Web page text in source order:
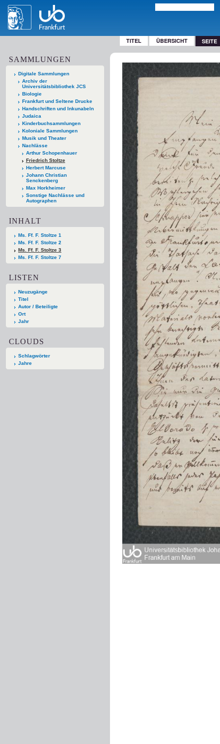
TITEL ÜBERSICHT SEITE
SAMMLUNGEN
Digitale Sammlungen
Archiv der
Universitätsbibliothek JCS
Biologie
Frankfurt und Seltene Drucke
Handschriften und Inkunabeln
Judaica
Kinderbuchsammlungen
Koloniale Sammlungen
Musik und Theater
Nachlässe
Arthur Schopenhauer
Friedrich Stoltze
Herbert Marcuse
Johann Christian
Senckenberg
Max Horkheimer
Sonstige Nachlässe und
Autographen
INHALT
Ms. Ff. F. Stoltze 1
Ms. Ff. F. Stoltze 2
Ms. Ff. F. Stoltze 3
Ms. Ff. F. Stoltze 7
LISTEN
Neuzugänge
Titel
Autor / Beteiligte
Ort
Jahr
CLOUDS
Schlagwörter
Jahre